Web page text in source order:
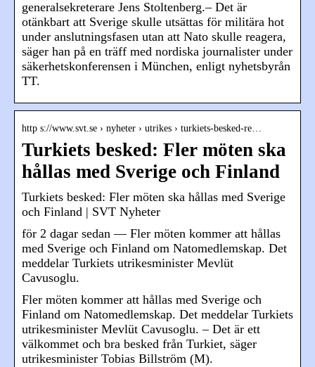
generalsekreterare Jens Stoltenberg.– Det är
otänkbart att Sverige skulle utsättas för militära hot
under anslutningsfasen utan att Nato skulle reagera,
säger han på en träff med nordiska journalister under
säkerhetskonferensen i München, enligt nyhetsbyrån
TT.
http s://www.svt.se › nyheter › utrikes › turkiets-besked-re…
Turkiets besked: Fler möten ska
hållas med Sverige och Finland
Turkiets besked: Fler möten ska hållas med Sverige
och Finland | SVT Nyheter
för 2 dagar sedan — Fler möten kommer att hållas
med Sverige och Finland om Natomedlemskap. Det
meddelar Turkiets utrikesminister Mevlüt
Cavusoglu.
Fler möten kommer att hållas med Sverige och
Finland om Natomedlemskap. Det meddelar Turkiets
utrikesminister Mevlüt Cavusoglu. – Det är ett
välkommet och bra besked från Turkiet, säger
utrikesminister Tobias Billström (M).